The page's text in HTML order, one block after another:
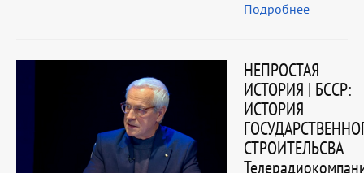
Подробнее
НЕПРОСТАЯ
ИСТОРИЯ | БССР:
ИСТОРИЯ
СТРОИТЕЛЬСВА